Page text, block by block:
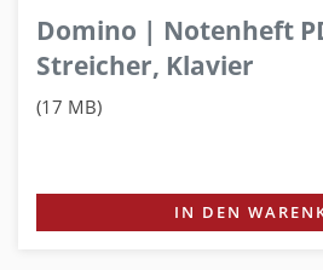
Domino | Notenheft
Streicher, Klavier
(17 MB)
IN DEN